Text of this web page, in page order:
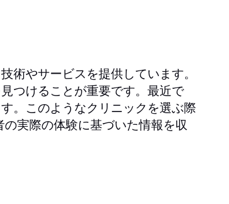
術やサービスを提供しています。
つけることが重要です。最近で
。このようなクリニックを選ぶ際
実際の体験に基づいた情報を収